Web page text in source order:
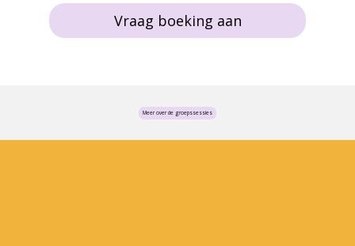
Vraag boeking aan
Meer over de groepssessies